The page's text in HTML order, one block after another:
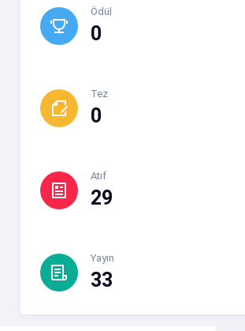
Ödül
0
Tez
0
Atıf
29
Yayın
33